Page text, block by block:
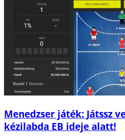
Menedzser játék: Játssz
kézilabda EB ideje alatt!